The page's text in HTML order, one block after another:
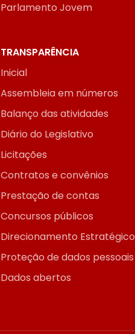
Parlamento Jovem
TRANSPARÊNCIA
Inicial
Assembleia em números
Balanço das atividades
Diário do Legislativo
Licitações
Contratos e convênios
Prestação de contas
Concursos públicos
Direcionamento Estratégico
Proteção de dados pessoais
Dados abertos